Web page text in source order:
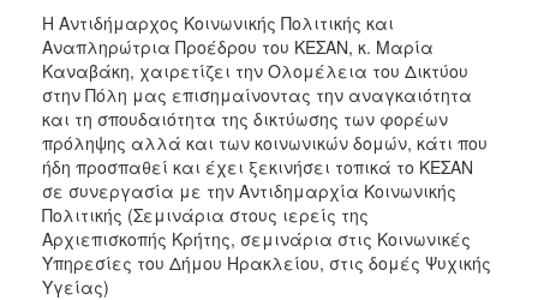
Η Αντιδήμαρχος Κοινωνικής Πολιτικής και
Αναπληρώτρια Προέδρου του ΚΕΣΑΝ, κ. Μαρία
Καναβάκη, χαιρετίζει την Ολομέλεια του Δικτύου
στην Πόλη μας επισημαίνοντας την αναγκαιότητα
και τη σπουδαιότητα της δικτύωσης των φορέων
πρόληψης αλλά και των κοινωνικών δομών, κάτι που
ήδη προσπαθεί και έχει ξεκινήσει τοπικά το ΚΕΣΑΝ
σε συνεργασία με την Αντιδημαρχία Κοινωνικής
Πολιτικής (Σεμινάρια στους ιερείς της
Αρχιεπισκοπής Κρήτης, σεμινάρια στις Κοινωνικές
Υπηρεσίες του Δήμου Ηρακλείου, στις δομές Ψυχικής
Υγείας)